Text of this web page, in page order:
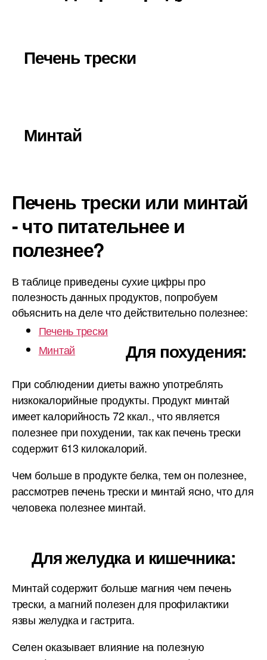
Печень трески
Минтай
Печень трески или минтай
- что питательнее и
полезнее?
В таблице приведены сухие цифры про
полезность данных продуктов, попробуем
объяснить на деле что действительно полезнее:
Печень трески
Минтай
Для похудения:
При соблюдении диеты важно употреблять
низкокалорийные продукты. Продукт минтай
имеет калорийность 72 ккал., что является
полезнее при похудении, так как печень трески
содержит 613 килокалорий.
Чем больше в продукте белка, тем он полезнее,
рассмотрев печень трески и минтай ясно, что для
человека полезнее минтай.
Для желудка и кишечника:
Минтай содержит больше магния чем печень
трески, а магний полезен для профилактики
язвы желудка и гастрита.
Селен оказывает влияние на полезную